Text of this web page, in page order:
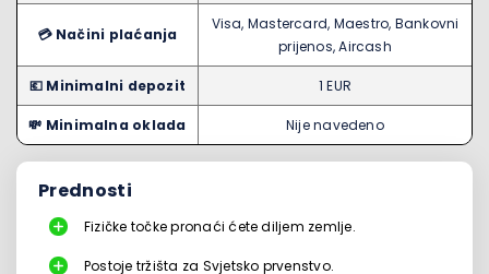
💳​ Načini plaćanja
Visa, Mastercard, Maestro, Bankovni
prijenos, Aircash
💶​ Minimalni depozit 1 EUR
💸​ Minimalna oklada Nije navedeno
Prednosti
Fizičke točke pronaći ćete diljem zemlje.
Postoje tržišta za Svjetsko prvenstvo.